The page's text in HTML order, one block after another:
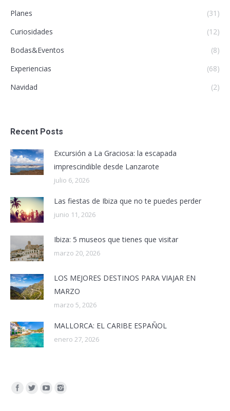
Planes
(31)
Curiosidades
(12)
Bodas&Eventos
(8)
Experiencias
(68)
Navidad
(2)
Recent Posts
Excursión a La Graciosa: la escapada
imprescindible desde Lanzarote
julio 6, 2026
Las fiestas de Ibiza que no te puedes perder
junio 11, 2026
Ibiza: 5 museos que tienes que visitar
marzo 20, 2026
LOS MEJORES DESTINOS PARA VIAJAR EN
MARZO
marzo 5, 2026
MALLORCA: EL CARIBE ESPAÑOL
enero 27, 2026
Encuéntranos en: